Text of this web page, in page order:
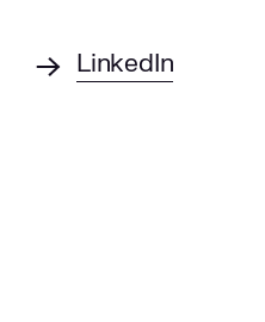
LinkedIn